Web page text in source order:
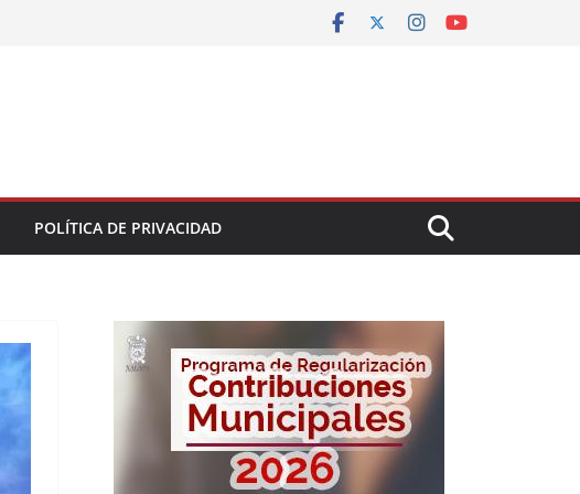
POLÍTICA DE PRIVACIDAD